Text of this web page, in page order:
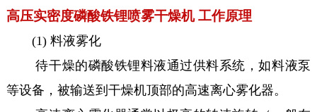
高压实密度磷酸铁锂喷雾干燥机 工作原理
(1) 料液雾化
待干燥的磷酸铁锂料液通过供料系统，如料液泵
等设备，被输送到干燥机顶部的高速离心雾化器。